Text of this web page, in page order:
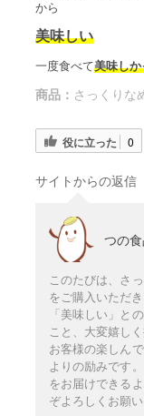
から
美味しい
一度食べて美味し
商品： さっくりな
役に立った 0
サイトからの返信
つの
このたびは、さ
をご購入いただ
「美味しい」と
こと、大変嬉し
お客様の楽しん
よりの励みです
をお届けできる
ぞよろしくお願い